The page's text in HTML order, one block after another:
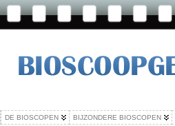
DE BIOSCOPEN BIJZONDERE BIOSCOPEN